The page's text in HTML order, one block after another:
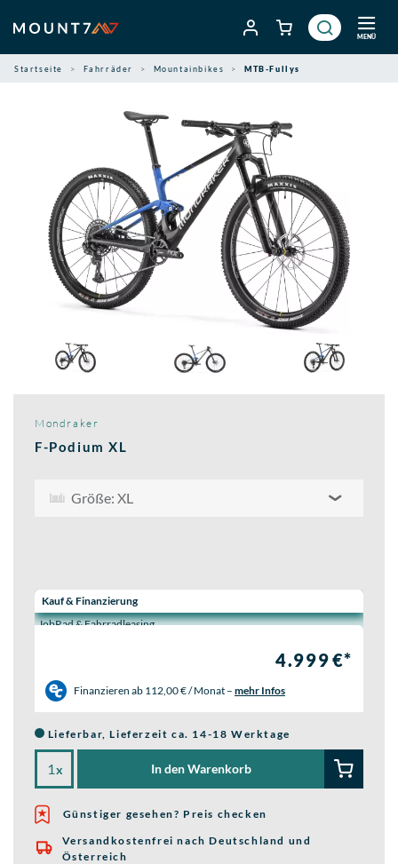
Inhalt
springen
MENÜ
Startseite Fahrräder Mountainbikes MTB-Fullys
Mondraker
F-Podium XL
Größe: XL
Wähle eine Preisoption:
Kauf & Finanzierung
JobRad & Fahrradleasing
4.999 €*
Finanzieren ab 112,00 € / Monat – mehr Infos
Lieferbar, Lieferzeit ca. 14-18 Werktage
x In den Warenkorb
Günstiger gesehen? Preis checken

Versandkostenfrei nach Deutschland und
Österreich